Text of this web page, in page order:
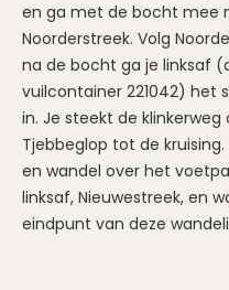
en ga met de bocht mee
Noorderstreek. Volg
na de bocht ga je linksaf
vuilcontainer 221042) het
in. Je steekt de
Tjebbeglop tot de
en wandel over het
linksaf, Nieuwestreek, en
eindpunt van deze